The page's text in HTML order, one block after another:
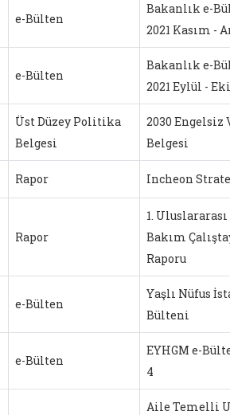
e-Bülten
Bakanlık e-
2021 Kasım -
e-Bülten
Bakanlık e-
2021 Eylül -
Üst Düzey Politika
Belgesi
2030 Engelsiz
Belgesi
Rapor Incheon
Rapor
1. Uluslararası
Bakım
Raporu
e-Bülten
Yaşlı Nüfus
Bülteni
e-Bülten
EYHGM e-
4
Aile Temelli